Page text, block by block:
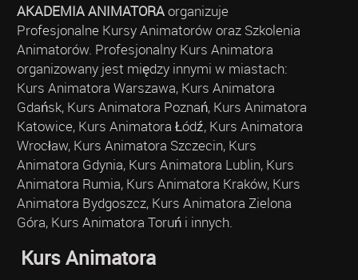
AKADEMIA ANIMATORAorganizuje
Profesjonalne Kursy Animatorów oraz Szkolenia
Animatorów. Profesjonalny Kurs Animatora
organizowany jest między innymi w miastach:
Kurs Animatora Warszawa, Kurs Animatora
Gdańsk, Kurs Animatora Poznań, Kurs Animatora
Katowice, Kurs Animatora Łódź, Kurs Animatora
Wrocław, Kurs Animatora Szczecin, Kurs
Animatora Gdynia, Kurs Animatora Lublin, Kurs
Animatora Rumia, Kurs Animatora Kraków, Kurs
Animatora Bydgoszcz, Kurs Animatora Zielona
Góra, Kurs Animatora Toruń i innych.
Kurs Animatora